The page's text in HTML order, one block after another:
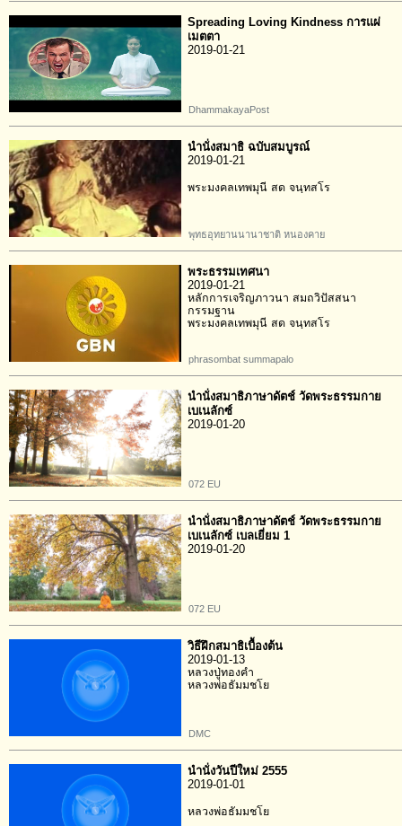
Spreading Loving Kindness การแผ่
เมตตา
2019-01-21
DhammakayaPost
นำนั่งสมาธิ ฉบับสมบูรณ์
2019-01-21
พระมงคลเทพมุนี สด จนฺทสโร
พุทธอุทยานนานาชาติ หนองคาย
พระธรรมเทศนา
2019-01-21
หลักการเจริญภาวนา สมถวิปัสสนา
กรรมฐาน
พระมงคลเทพมุนี สด จนฺทสโร
phrasombat summapalo
นำนั่งสมาธิภาษาดัตช์ วัดพระธรรมกาย
เบเนลักซ์
2019-01-20
072 EU
นำนั่งสมาธิภาษาดัตช์ วัดพระธรรมกาย
เบเนลักซ์ เบลเยี่ยม 1
2019-01-20
072 EU
วิธีฝึกสมาธิเบื้องต้น
2019-01-13
หลวงปู่ทองคำ
หลวงพ่อธัมมชโย
DMC
นำนั่งวันปีใหม่ 2555
2019-01-01
หลวงพ่อธัมมชโย